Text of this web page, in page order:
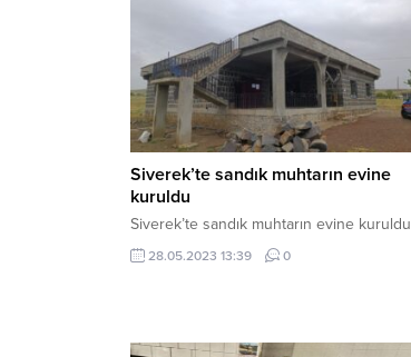
Siverek’te sandık muhtarın evine
kuruldu
Siverek’te sandık muhtarın evine kuruldu
28.05.2023 13:39 0